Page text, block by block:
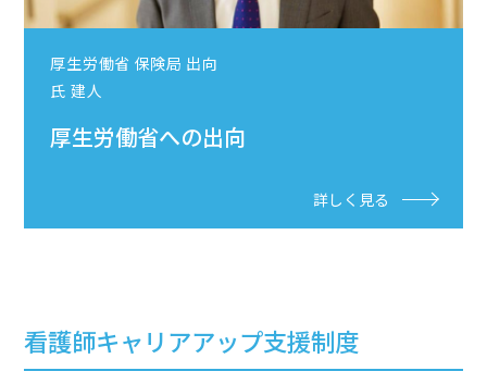
厚生労働省 保険局 出向
氏 建人
厚生労働省への出向
詳しく見る
看護師キャリアアップ支援制度